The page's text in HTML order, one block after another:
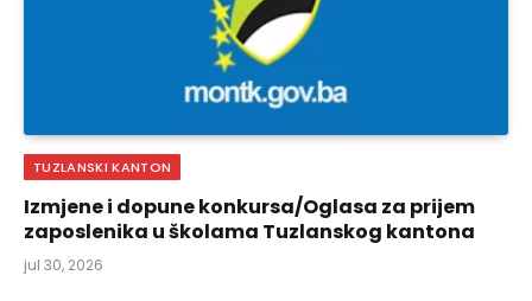
TUZLANSKI KANTON
Izmjene i dopune konkursa/Oglasa za prijem
zaposlenika u školama Tuzlanskog kantona
jul 30, 2026